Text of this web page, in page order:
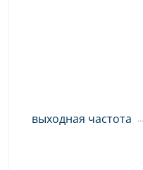
выходная частота